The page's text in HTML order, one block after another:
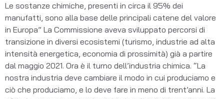
Le sostanze chimiche, presenti in circa il 95% dei
manufatti, sono alla base delle principali catene del valore
in Europa” La Commissione aveva sviluppato percorsi di
transizione in diversi ecosistemi (turismo, industrie ad alta
intensità energetica, economia di prossimità) già a partire
dal maggio 2021. Ora è il turno dell’industria chimica. “La
nostra industria deve cambiare il modo in cui produciamo e
ciò che produciamo, e lo deve fare in meno di trent’anni. La